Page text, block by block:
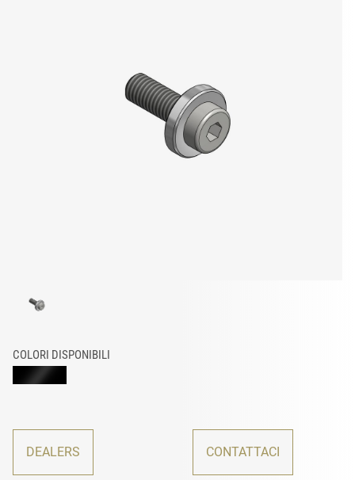
COLORI DISPONIBILI
DEALERS CONTATTACI